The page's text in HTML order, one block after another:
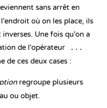
sans arrêt en
où on les place, ils
Une fois qu'on a
de l'opérateur
...
de ces deux cases :
regroupe plusieurs
ou objet.